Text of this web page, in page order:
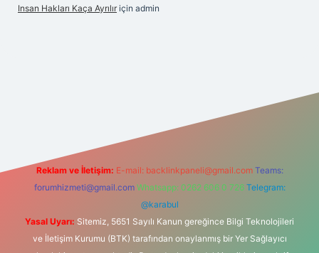
Insan Hakları Kaça Ayrılır için admin
Reklam ve İletişim: E-mail: backlinkpaneli@gmail.com Teams:
forumhizmeti@gmail.com Whatsapp: 0262 606 0 726 Telegram:
@karabul
Yasal Uyarı: Sitemiz, 5651 Sayılı Kanun gereğince Bilgi Teknolojileri
ve İletişim Kurumu (BTK) tarafından onaylanmış bir Yer Sağlayıcı